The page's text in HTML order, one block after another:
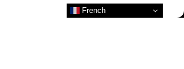
French